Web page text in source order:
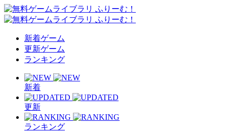
新着ゲーム
更新ゲーム
ランキング
新着
更新
ランキング